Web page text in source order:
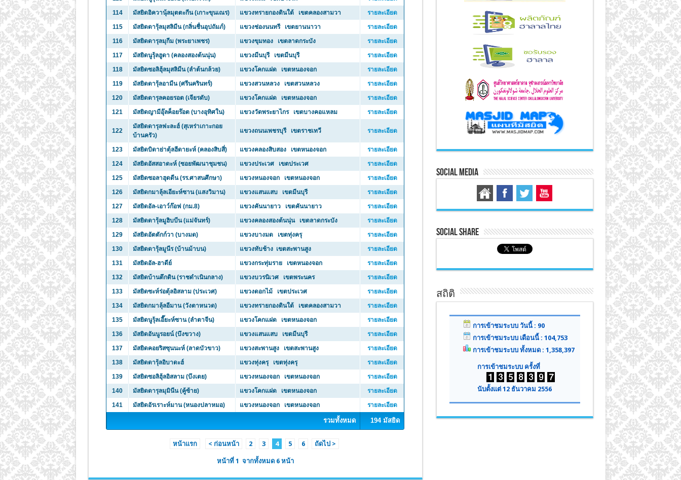
114
มัสยิดอิควานุ้ลมุตตะกีน (เกาะขุนเณร) แขวงทรายกองดินใต้ เขตคลองสามวา
รายละเอียด
115
มัสยิดดารุ้ลมุสลิมีน (กลิ่นชื่นอุปถัมภ์) แขวงช่องนนทรี เขตยานนาวา
รายละเอียด
116
มัสยิดดารุลมุกีม (พระยาเพชร) แขวงขุมทอง เขตลาดกระบัง
รายละเอียด
117
มัสยิดนูรุ้ลฮูดา (คลองสองต้นนุ่น) แขวงมีนบุรี เขตมีนบุรี
รายละเอียด
118
มัสยิดซอลิฮุ้ลมุสลิมีน (ลำต้นกล้วย) แขวงโคกแฝด เขตหนองจอก
รายละเอียด
119
มัสยิดดารุ้ลอามีน (ศรีนครินทร์) แขวงสวนหลวง เขตสวนหลวง
รายละเอียด
120
มัสยิดดารุลคอยรอต (เจียรดับ) แขวงโคกแฝด เขตหนองจอก
รายละเอียด
121
มัสยิดญามีอุ๊ลค็อยร๊อต (บางอุทิศใน) แขวงวัดพระยาไกร เขตบางคอแหลม รายละเอียด
122
มัสยิดดารุลฟะละฮ์ (สุเหร่าเกาะกอย
บ้านครัว)
แขวงถนนเพชรบุรี เขตราชเทวี รายละเอียด
123 มัสยิดบิดาย่าตุ้ลฮีดายะห์ (คลองสิบสี่) แขวงคลองสิบสอง เขตหนองจอก
รายละเอียด
124
มัสยิดอัสสอาดะห์ (ซอยพัฒนาชุมชน) แขวงประเวศ เขตประเวศ
รายละเอียด
125
มัสยิดซอลาฮุดดีน (รร.ศาสนศึกษา) แขวงหนองจอก เขตหนองจอก
รายละเอียด
126
มัสยิดกมาลุ้ลเอียะห์ซาน (แสงวิมาน) แขวงแสนแสบ เขตมีนบุรี
รายละเอียด
127
มัสยิดอัล-เอาว์ก๊อฟ (กม.8) แขวงคันนายาว เขตคันนายาว
รายละเอียด
128
มัสยิดดารุ้ลมูฮิบบีน (แม่จันทร์) แขวงคลองสองต้นนุ่น เขตลาดกระบัง
รายละเอียด
129
มัสยิดอัตตักก์วา (บางมด) แขวงบางมด เขตทุ่งครุ
รายละเอียด
130
มัสยิดดารุ้ลมูนีร (บ้านม้าบน) แขวงทับช้าง เขตสะพานสูง
รายละเอียด
131
มัสยิดอัล-ฮาดีย์ แขวงกระทุ่มราย เขตหนองจอก
รายละเอียด
132
มัสยิดบ้านตึกดิน (ราชดำเนินกลาง) แขวงบวรนิเวศ เขตพระนคร
รายละเอียด
133
มัสยิดซะห์ร่อตุ้ลอิสลาม (ประเวศ) แขวงดอกไม้ เขตประเวศ
รายละเอียด
134
มัสยิดกมาลุ้ลอีมาน (วังตาหนวด) แขวงทรายกองดินใต้ เขตคลองสามวา
รายละเอียด
135
มัสยิดนูรุ้ลเอี๊ยะห์ซาน (ลำตาจีน) แขวงโคกแฝด เขตหนองจอก
รายละเอียด
136
มัสยิดอันนูรอยน์ (บึงขวาง) แขวงแสนแสบ เขตมีนบุรี
รายละเอียด
137
มัสยิดคอยริสซุนนะห์ (ลาดบัวขาว) แขวงสะพานสูง เขตสะพานสูง
รายละเอียด
138
มัสยิดดารุ้ลอิบาดะฮ์ แขวงทุ่งครุ เขตทุ่งครุ
รายละเอียด
139
มัสยิดซอลิฮุ้ลอิสลาม (บึงเตย) แขวงหนองจอก เขตหนองจอก
รายละเอียด
140
มัสยิดดารุลมุมินีน (คู้ซ้าย) แขวงโคกแฝด เขตหนองจอก
รายละเอียด
141
มัสยิดอัรเราะห์มาน (หนองปลาหมอ) แขวงหนองจอก เขตหนองจอก รายละเอียด
รวมทั้งหมด 194 มัสยิด
หน้าแรก < ก่อนหน้า 2 3 4 5 6 ถัดไป >
หน้าที่ 1 จากทั้งหมด 6 หน้า
Social Media
Social Share
สถิติ
การเข้าชมระบบ วันนี้ : 90
การเข้าชมระบบ เดือนนี้ : 104,753
การเข้าชมระบบ ทั้งหมด : 1,358,397
การเข้าชมระบบ ครั้งที่
นับตั้งแต่ 12 ธันวาคม 2556